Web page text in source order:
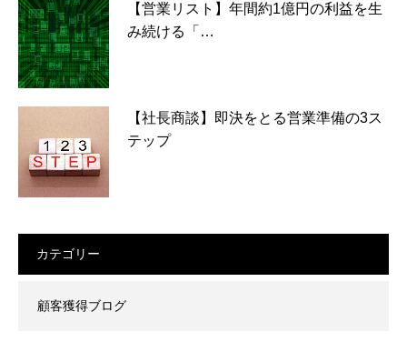
【営業リスト】年間約1億円の利益を生
み続ける「…
【社長商談】即決をとる営業準備の3ス
テップ
カテゴリー
顧客獲得ブログ